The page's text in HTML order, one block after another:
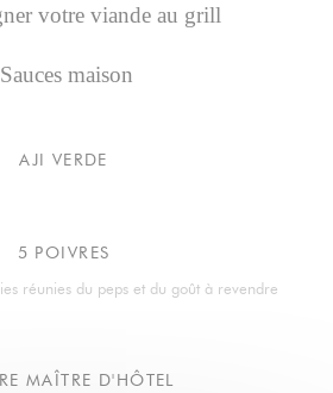
votre viande au grill
Sauces maison
AJI VERDE
5 POIVRES
réunies du peps et du goût à revendre
MAÎTRE D'HÔTEL